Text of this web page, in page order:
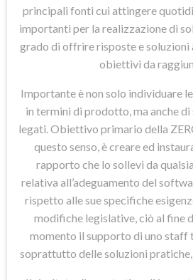
principali fonti cui attingere
importanti per la realizzazione di
grado di offrire risposte e
obiettivi da
Importante è non solo individuare
in termini di prodotto, ma anche
legati. Obiettivo primario della
questo senso, è creare ed
rapporto che lo sollevi da
relativa all’adeguamento del
rispetto alle sue specifiche
modifiche legislative, ciò al fine
momento il supporto di uno staff
soprattutto delle soluzioni pratiche,